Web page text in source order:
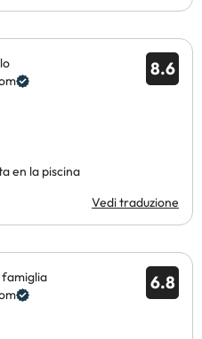
8.6
en la piscina
Vedi traduzione
6.8